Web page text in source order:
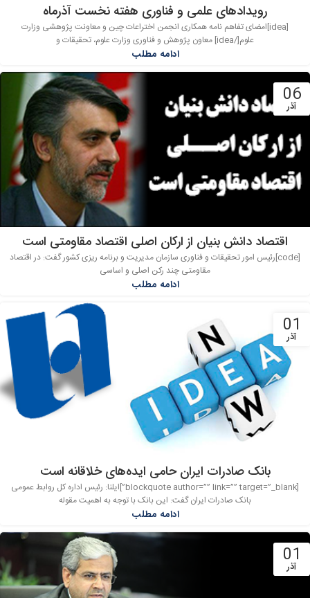
رویدادهای علمی و فناوری هفته نخست آذرماه
[idea]امضای تفاهم نامه همکاری انجمن اختراعات چین و معاونت پژوهشی وزارت
علوم[/idea] معاون پژوهش و فناوری وزارت علوم، تحقیقات و
ادامه مطلب
06
آذر
اقتصاد دانش بنیان از ارکان اصلی اقتصاد مقاومتی است
[code]رئیس امور تحقیقات و فناوری سازمان مدیریت و برنامه ریزی کشور گفت: در اقتصاد
مقاومتی چند رکن اصلی و اساسی
ادامه مطلب
01
آذر
بانک صادرات ایران حامی ایده‌های خلاقانه است
[blockquote author=”” link=”” target=”_blank”]ایلنا: رئیس اداره کل روابط عمومی
بانک صادرات ایران گفت: این بانک با توجه به اهمیت مقوله
ادامه مطلب
01
آذر